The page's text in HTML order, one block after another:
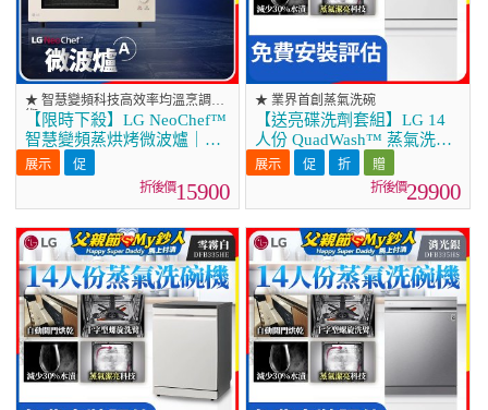
★ 智慧變頻科技高效率均溫烹調技
術【限時下殺】LG NeoChef™
智慧變頻蒸烘烤微波爐｜
Objet Collection® 39公升 雪
霧白 MJ3965BCP
15900
★ 業界首創蒸氣洗碗
【送亮碟洗劑套組】LG 14
人份 QuadWash™ 蒸氣洗碗
機｜雲朵白 (DFB533FW)
29900